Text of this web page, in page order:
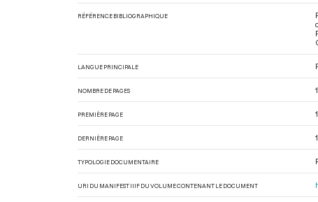
RÉFÉRENCE BIBLIOGRAPHIQUE
LANGUE PRINCIPALE
NOMBRE DE PAGES 1
PREMIÈRE PAGE
DERNIÈRE PAGE
TYPOLOGIE DOCUMENTAIRE
URI DU MANIFEST IIIF DU VOLUME CONTENANT LE DOCUMENT